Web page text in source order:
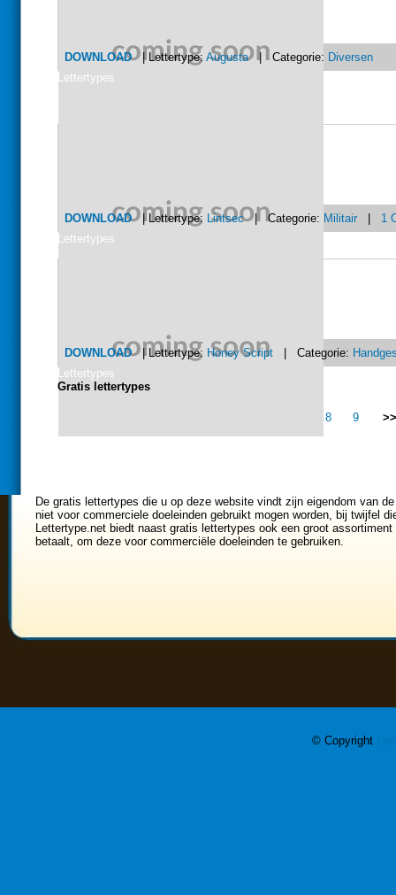
DOWNLOAD| Lettertype: Augusta| Categorie: Diversen
Lettertypes
DOWNLOAD| Lettertype: Lintsec| Categorie: Militair
1
Lettertypes
DOWNLOAD| Lettertype: Honey Script | Categorie:
Lettertypes
Gratis lettertypes
8 9 >>
De gratis lettertypes die u op deze website vindt zijn eigendom van
niet voor commerciele doeleinden gebruikt mogen worden, bij twijfel
Lettertype.net biedt naast gratis lettertypes ook een groot
betaalt, om deze voor commerciële doeleinden te gebruiken.
© Copyright